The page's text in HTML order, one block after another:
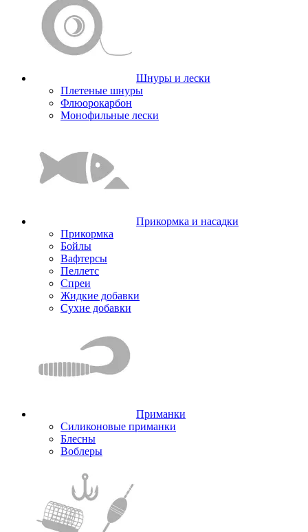
Шнуры и лески
Плетеные шнуры
Флюорокарбон
Монофильные лески
Прикормка и насадки
Прикормка
Бойлы
Вафтерсы
Пеллетс
Спреи
Жидкие добавки
Сухие добавки
Приманки
Силиконовые приманки
Блесны
Воблеры